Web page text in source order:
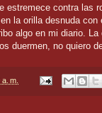
estremece contra las
la orilla desnuda
algo en mi diario.
duermen, no quiero
m.